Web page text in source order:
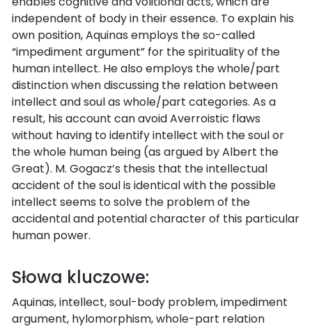
independent of body in their essence. To explain his
own position, Aquinas employs the so-called
“impediment argument” for the spirituality of the
human intellect. He also employs the whole/part
distinction when discussing the relation between
intellect and soul as whole/part categories. As a
result, his account can avoid Averroistic flaws
without having to identify intellect with the soul or
the whole human being (as argued by Albert the
Great). M. Gogacz’s thesis that the intellectual
accident of the soul is identical with the possible
intellect seems to solve the problem of the
accidental and potential character of this particular
human power.
Słowa kluczowe:
Aquinas, intellect, soul-body problem, impediment
argument, hylomorphism, whole-part relation